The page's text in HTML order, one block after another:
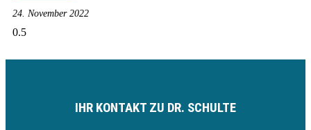
24. November 2022
IHR KONTAKT ZU DR. SCHULTE